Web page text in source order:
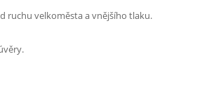
ruchu velkoměsta a vnějšího tlaku.